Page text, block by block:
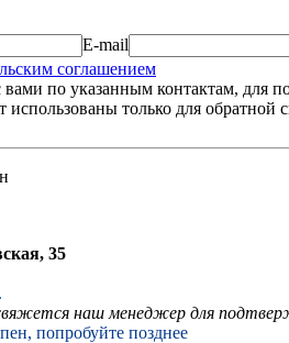
E-mail
соглашением
по указанным контактам, для
использованы только для обратной
35
наш менеджер для
попробуйте позднее